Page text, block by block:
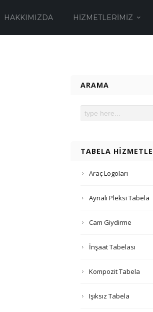
HAKKIMIZDA HIZMETLERIMIZ
ARAMA
TABELA
Araç Logoları
Aynalı Pleksi Tabela
Cam Giydirme
İnşaat Tabelası
Kompozit Tabela
Işıksız Tabela